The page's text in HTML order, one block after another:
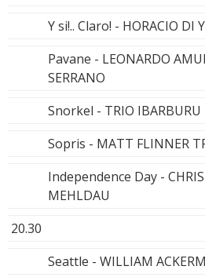
Y si!.. Claro! - HORACIO DI
Pavane - LEONARDO
SERRANO
Snorkel - TRIO IBARBURU
Sopris - MATT FLINNER
Independence Day -
MEHLDAU
20.30
Seattle - WILLIAM